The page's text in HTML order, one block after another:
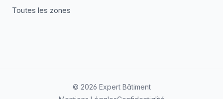
Toutes les zones
© 2026 Expert Bâtiment